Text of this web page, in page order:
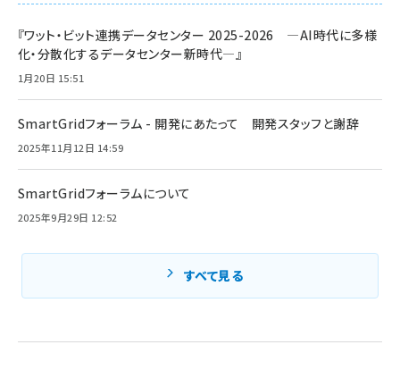
『ワット・ビット連携データセンター 2025-2026 ―AI時代に多様
化・分散化するデータセンター新時代―』
1月20日 15:51
SmartGridフォーラム - 開発にあたって 開発スタッフと謝辞
2025年11月12日 14:59
SmartGridフォーラムについて
2025年9月29日 12:52
すべて見る